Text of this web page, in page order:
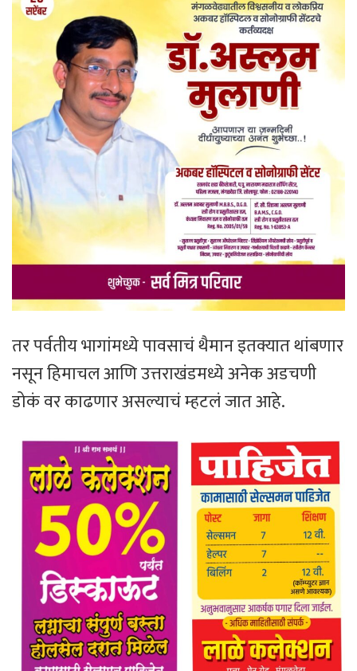
तर पर्वतीय भागांमध्ये पावसाचं थैमान इतक्यात थांबणार
नसून हिमाचल आणि उत्तराखंडमध्ये अनेक अडचणी
डोकं वर काढणार असल्याचं म्हटलं जात आहे.